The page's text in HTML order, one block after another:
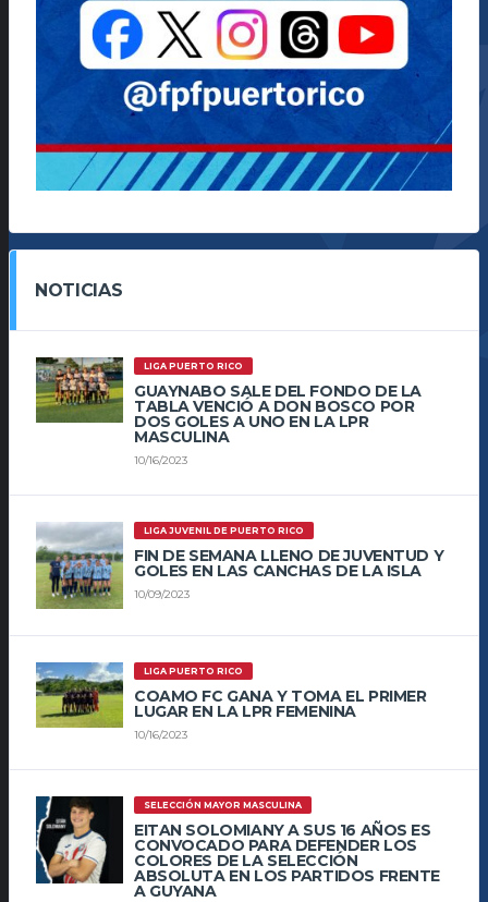
NOTICIAS
LIGA PUERTO RICO
GUAYNABO SALE DEL FONDO DE LA
TABLA VENCIÓ A DON BOSCO POR
DOS GOLES A UNO EN LA LPR
MASCULINA
10/16/2023
LIGA JUVENIL DE PUERTO RICO
FIN DE SEMANA LLENO DE JUVENTUD Y
GOLES EN LAS CANCHAS DE LA ISLA
10/09/2023
LIGA PUERTO RICO
COAMO FC GANA Y TOMA EL PRIMER
LUGAR EN LA LPR FEMENINA
10/16/2023
SELECCIÓN MAYOR MASCULINA
EITAN SOLOMIANY A SUS 16 AÑOS ES
CONVOCADO PARA DEFENDER LOS
COLORES DE LA SELECCIÓN
ABSOLUTA EN LOS PARTIDOS FRENTE
A GUYANA